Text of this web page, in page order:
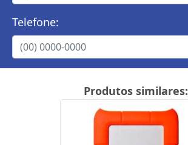
Telefone:
Produtos similares: